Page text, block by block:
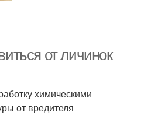
от личинок
химическими
от вредителя